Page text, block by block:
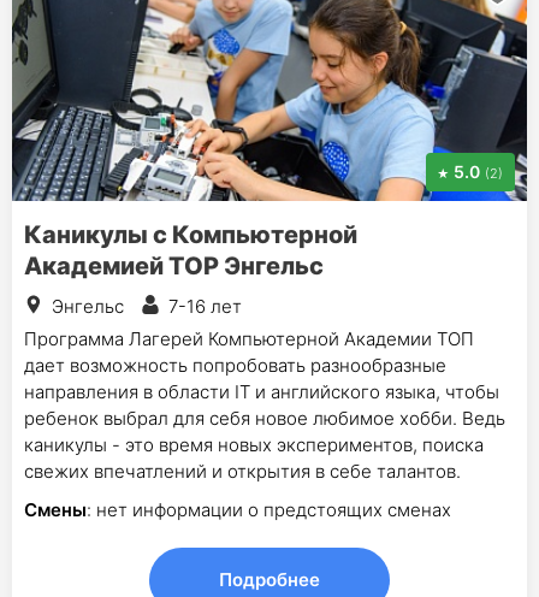
5.0 (2)
Каникулы с Компьютерной
Академией TOP Энгельс
Энгельс
7-16 лет
Программа Лагерей Компьютерной Академии ТОП
дает возможность попробовать разнообразные
направления в области IT и английского языка, чтобы
ребенок выбрал для себя новое любимое хобби. Ведь
каникулы - это время новых экспериментов, поиска
свежих впечатлений и открытия в себе талантов.
Смены: нет информации о предстоящих сменах
Подробнее